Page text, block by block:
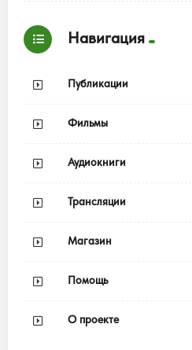
Навигация
Публикации
Фильмы
Аудиокниги
Трансляции
Магазин
Помощь
О проекте